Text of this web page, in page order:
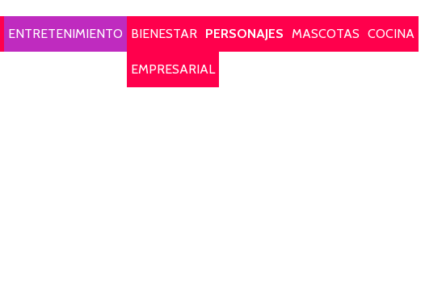
ENTRETENIMIENTO BIENESTAR PERSONAJES MASCOTAS COCINA
EMPRESARIAL